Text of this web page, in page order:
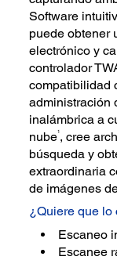
Software
puede obtener
electrónico y
controlador
compatibilidad
administración
inalámbrica a
nube1, cree
búsqueda y
extraordinaria
de imágenes
¿Quiere que lo
Escaneo
Escanee